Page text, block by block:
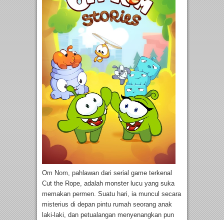
Om Nom, pahlawan dari serial game terkenal
Cut the Rope, adalah monster lucu yang suka
memakan permen. Suatu hari, ia muncul secara
misterius di depan pintu rumah seorang anak
laki-laki, dan petualangan menyenangkan pun